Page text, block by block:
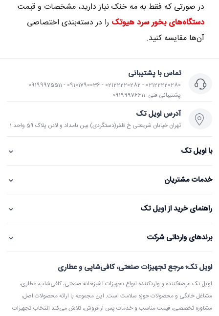
در صورتی که فقط به مه خنک نیاز دارید، مشخصات و قیمت
دستگاه‌های بخور سرد هیوتک را در دسته‌بندی اختصاصی
آن‌ها مقایسه کنید.
تماس با پشتیبانی
02122220280 - 02122220282 - 09101790036 - 09199975511
پشتیبانی فنی: 09199976611
آدرس اویل تک
تهران خیابان شریعتی خ ظفر(دستگردی) بین بامداد و لادن پلاک 59 واحد 1
با اویل تک ⌄
خدمات مشتریان ⌄
راهنمای خرید از اویل تک ⌄
برندهای وارداتی شرکت ⌄
اویل تک؛ مرجع تجهیزات صنعتی، کافی‌شاپی و عطاری
اویل تک عرضه‌کننده و واردکننده انواع تجهیزات آشپزخانه صنعتی، کافی‌شاپ، عطاری،
مشاغل خانگی و محصولات حوزه سلامت است. این مجموعه با ارائه محصولات اصل،
مشاوره تخصصی، قیمت مناسب و خدمات پس از فروش، تلاش می‌کند انتخاب تجهیزات